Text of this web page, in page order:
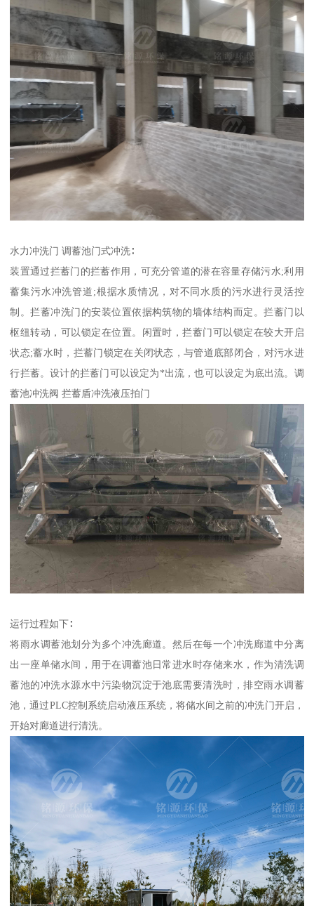
水力冲洗门 调蓄池门式冲洗∶
装置通过拦蓄门的拦蓄作用，可充分管道的潜在容量存储污水;利用
蓄集污水冲洗管道;根据水质情况，对不同水质的污水进行灵活控
制。拦蓄冲洗门的安装位置依据构筑物的墙体结构而定。拦蓄门以
枢纽转动，可以锁定在位置。闲置时，拦蓄门可以锁定在较大开启
状态;蓄水时，拦蓄门锁定在关闭状态，与管道底部闭合，对污水进
行拦蓄。设计的拦蓄门可以设定为*出流，也可以设定为底出流。调
蓄池冲洗阀 拦蓄盾冲洗液压拍门
运行过程如下∶
将雨水调蓄池划分为多个冲洗廊道。然后在每一个冲洗廊道中分离
出一座单储水间，用于在调蓄池日常进水时存储来水，作为清洗调
蓄池的冲洗水源水中污染物沉淀于池底需要清洗时，排空雨水调蓄
池，通过PLC控制系统启动液压系统，将储水间之前的冲洗门开启，
开始对廊道进行清洗。